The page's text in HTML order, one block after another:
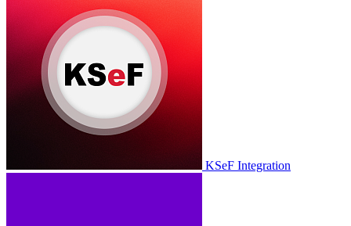
KSeF Integration